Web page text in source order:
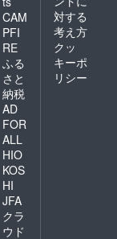
100％
裏地
ポリエ
ステル
100％
・
手洗い
CAM
PFI
RE
ふる
さと
納税
AD
FOR
ALL
HIO
KOS
HI
JFA
クラ
ウド
対する
考え方
クッ
キーポ
リシー